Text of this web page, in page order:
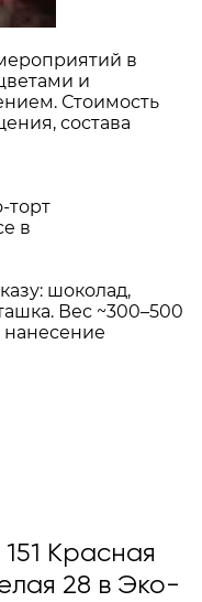
в
и
Стоимость
состава
шоколад,
Вес ~300–500
нанесение
Красная
28 в Эко-